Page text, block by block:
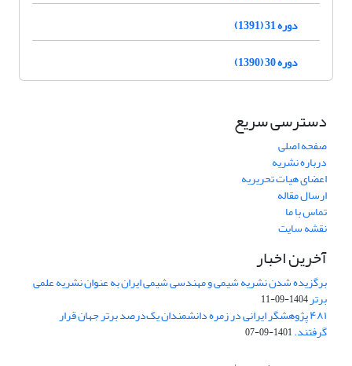
دوره 31 (1391)
دوره 30 (1390)
دسترسی سریع
صفحه اصلی
درباره نشریه
اعضای هیات تحریریه
ارسال مقاله
تماس با ما
نقشه سایت
آخرین اخبار
برگزیده شدن نشریه شیمی و مهندسی شیمی ایران به عنوان نشریه علمی
برتر1404-09-11
۴۸۱ پژوهشگر ایرانی در زمره دانشمندان یک‌درصد برتر جهان قرار
گرفتند.1401-09-07